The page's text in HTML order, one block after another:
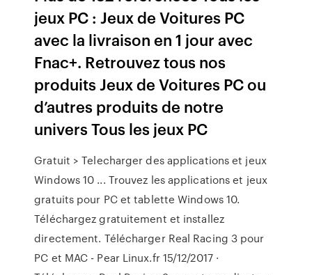
jeux PC : Jeux de Voitures PC
avec la livraison en 1 jour avec
Fnac+. Retrouvez tous nos
produits Jeux de Voitures PC ou
d’autres produits de notre
univers Tous les jeux PC
Gratuit > Telecharger des applications et jeux
Windows 10 ... Trouvez les applications et jeux
gratuits pour PC et tablette Windows 10.
Téléchargez gratuitement et installez
directement. Télécharger Real Racing 3 pour
PC et MAC - Pear Linux.fr 15/12/2017 ·